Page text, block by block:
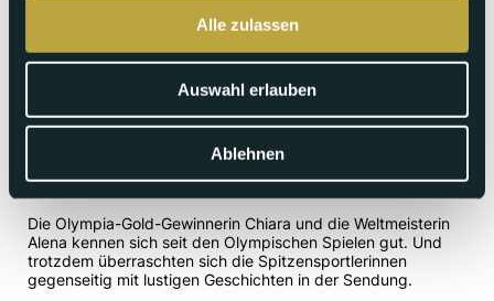
Alle zulassen
Auswahl erlauben
Ablehnen
Chiara Leone und Alena Marx
Die Olympia-Gold-Gewinnerin Chiara und die Weltmeisterin
Alena kennen sich seit den Olympischen Spielen gut. Und
trotzdem überraschten sich die Spitzensportlerinnen
gegenseitig mit lustigen Geschichten in der Sendung.